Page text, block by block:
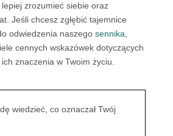
lepiej zrozumieć siebie oraz
Jeśli chcesz zgłębić tajemnice
odwiedzenia naszego sennika
cennych wskazówek dotyczących
znaczenia w Twoim życiu.
wiedzieć, co oznaczał Twój